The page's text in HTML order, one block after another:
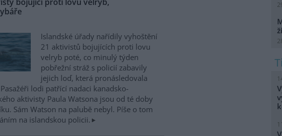
Islandské úřady nařídily vyhoštění
21 aktivistů bojujících proti lovu
velryb poté, co minulý týden
pobřežní stráž s policií zabavily
jejich loď, která pronásledovala
lodi patřící nadaci kanadsko-
aktivisty Paula Watsona jsou od té doby
Sám Watson na palubě nebyl. Píše o tom
na islandskou policii.